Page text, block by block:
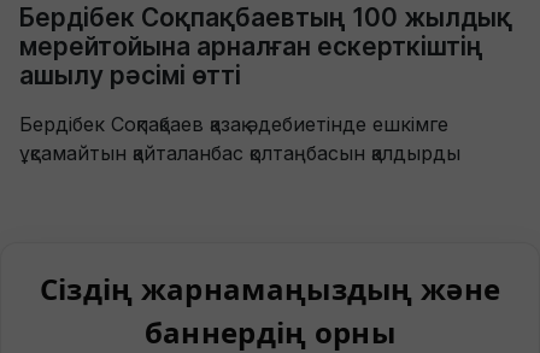
Бердібек Соқпақбаевтың 100 жылдық
мерейтойына арналған ескерткіштің
ашылу рәсімі өтті
Бердібек Соқпақбаев қазақ әдебиетінде ешкімге
ұқсамайтын қайталанбас қолтаңбасын қалдырды
Сіздің жарнамаңыздың және
баннердің орны